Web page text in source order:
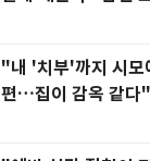
"내 '치부'까지 시모
편…집이 감옥 같다